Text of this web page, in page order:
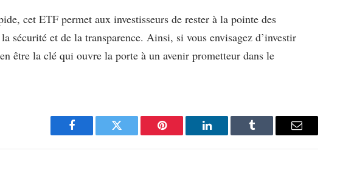
cet ETF permet aux investisseurs de rester à la pointe des
sécurité et de la transparence. Ainsi, si vous envisagez d’investir
être la clé qui ouvre la porte à un avenir prometteur dans le
Facebook Twitter Pinterest LinkedIn Tumblr Email